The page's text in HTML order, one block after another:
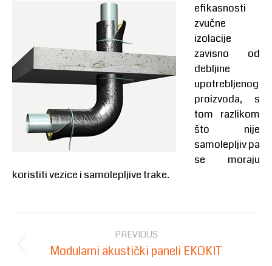
efikasnosti
zvučne
izolacije
zavisno od
debljine
upotrebljenog
proizvoda, s
tom razlikom
što nije
samolepljiv pa
se moraju
koristiti vezice i samolepljive trake.
navigation
PREVIOUS
Previous
Modularni akustički paneli EKOKIT